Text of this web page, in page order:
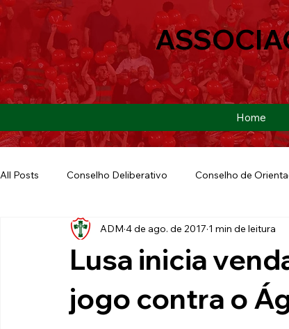
Home
All Posts Conselho Deliberativo Conselho de
Ação Social Futebol Americano Copa São
Futebol de Quintal
Lusa inicia
jogo contra o
ADM 4 de ago. de 2017 1 min de leitura